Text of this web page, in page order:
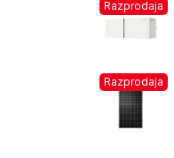
Razprodaja
Razprodaja